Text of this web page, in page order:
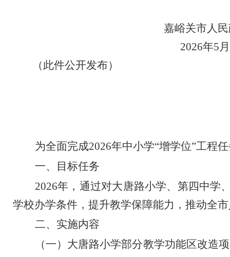
嘉峪关市人
2026年5月
（此件公开发布）
为全面完成2026年中小学“增学位”工程
一、目标任务
2026年，通过对大唐路小学、第四中学
学校办学条件，提升教学保障能力，推动全
二、实施内容
（一）大唐路小学部分教学功能区改造